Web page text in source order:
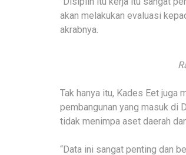
akan melakukan evaluasi
akrabnya.
Tak hanya itu, Kades Eet juga
pembangunan yang masuk di
tidak menimpa aset daerah
“Data ini sangat penting dan